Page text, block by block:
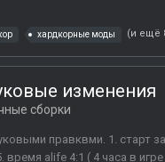
хардкорные моды (и ещё
изменения
сборки
правквми. 1. старт
alife 4:1 ( 4 часа в